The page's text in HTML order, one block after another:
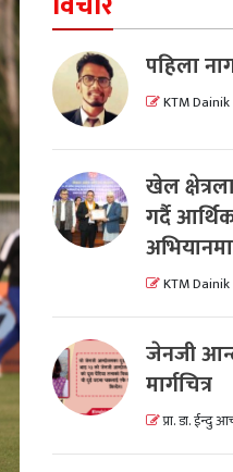
पहिला
KTM Dainik
खेल
गर्दै
KTM Dainik
जेनजी
मार्गचित्र
प्रा. डा. ईन्दु